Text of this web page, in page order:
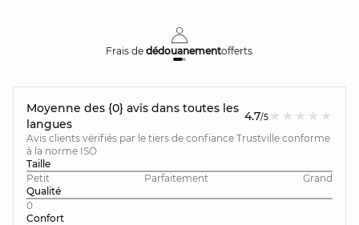
Frais dedédouanementofferts
Moyenne des {0} avis dans toutes les
langues
4.7/5
Avis clients vérifiés par le tiers de confiance Trustville conforme
à la norme ISO
Taille
Petit
Parfaitement
Grand
Qualité
0
Confort